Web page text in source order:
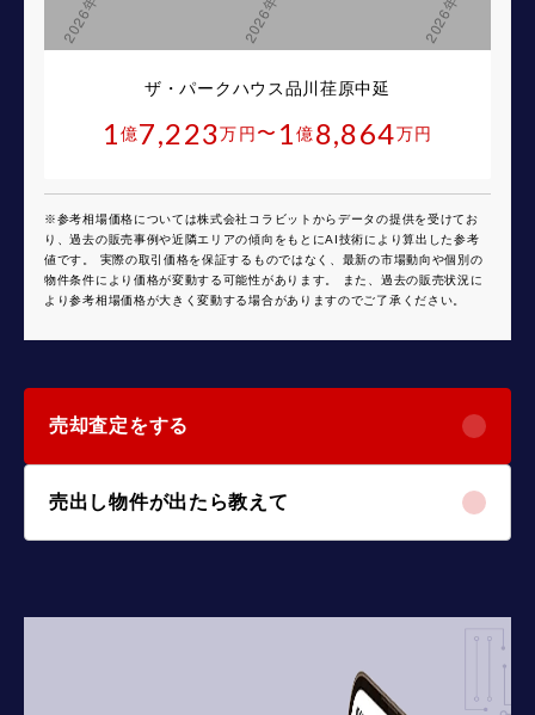
ザ・パークハウス品川荏原中延
1億7,223万円 〜 1億8,864万円
※参考相場価格については株式会社コラビットからデータの提供を受けてお
り、過去の販売事例や近隣エリアの傾向をもとにAI技術により算出した参考
値です。 実際の取引価格を保証するものではなく、最新の市場動向や個別の
物件条件により価格が変動する可能性があります。 また、過去の販売状況に
より参考相場価格が大きく変動する場合がありますのでご了承ください。
売却査定をする
売出し物件が出たら教えて